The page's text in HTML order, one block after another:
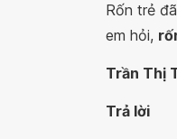
Rốn trẻ
em hỏi,
Trần Thị
Trả lời